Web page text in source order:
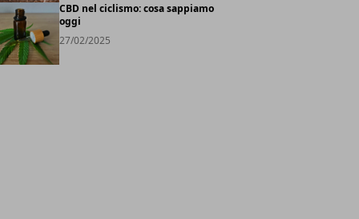
CBD nel ciclismo: cosa sappiamo
oggi
27/02/2025